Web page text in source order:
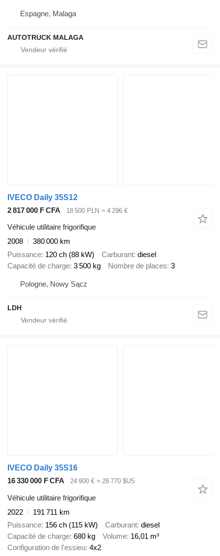
Espagne, Malaga
AUTOTRUCK MALAGA
IVECO Daily 35S12
2 817 000 F CFA
18 500 PLN ≈ 4 296 €
Véhicule utilitaire frigorifique
2008
380 000 km
Puissance 120 ch (88 kW) Carburant diesel
Capacité de charge 3 500 kg Nombre de places 3
Pologne, Nowy Sącz
LDH
IVECO Daily 35S16
16 330 000 F CFA
24 900 € ≈ 28 770 $US
Véhicule utilitaire frigorifique
2022
191 711 km
Puissance 156 ch (115 kW) Carburant diesel
Capacité de charge 680 kg Volume 16,01 m³
Configuration de l'essieu 4x2